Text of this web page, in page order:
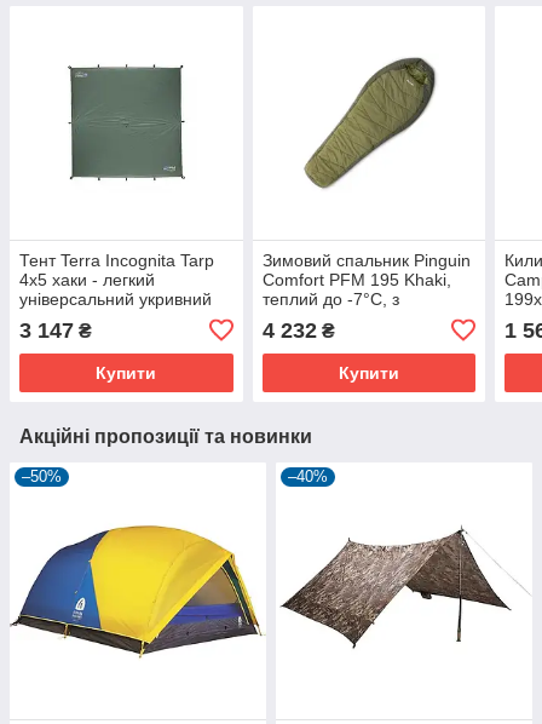
Тент Terra Incognita Tarp
4x5 хаки - легкий
універсальний укривний
водостійкості
3 147 ₴
Купити
Зимовий спальник Pinguin
Comfort PFM 195 Khaki,
теплий до -7°C, з
компресійним мішком
4 232₴
Купити
1
Акційні пропозиції та новинки
–50% –40%